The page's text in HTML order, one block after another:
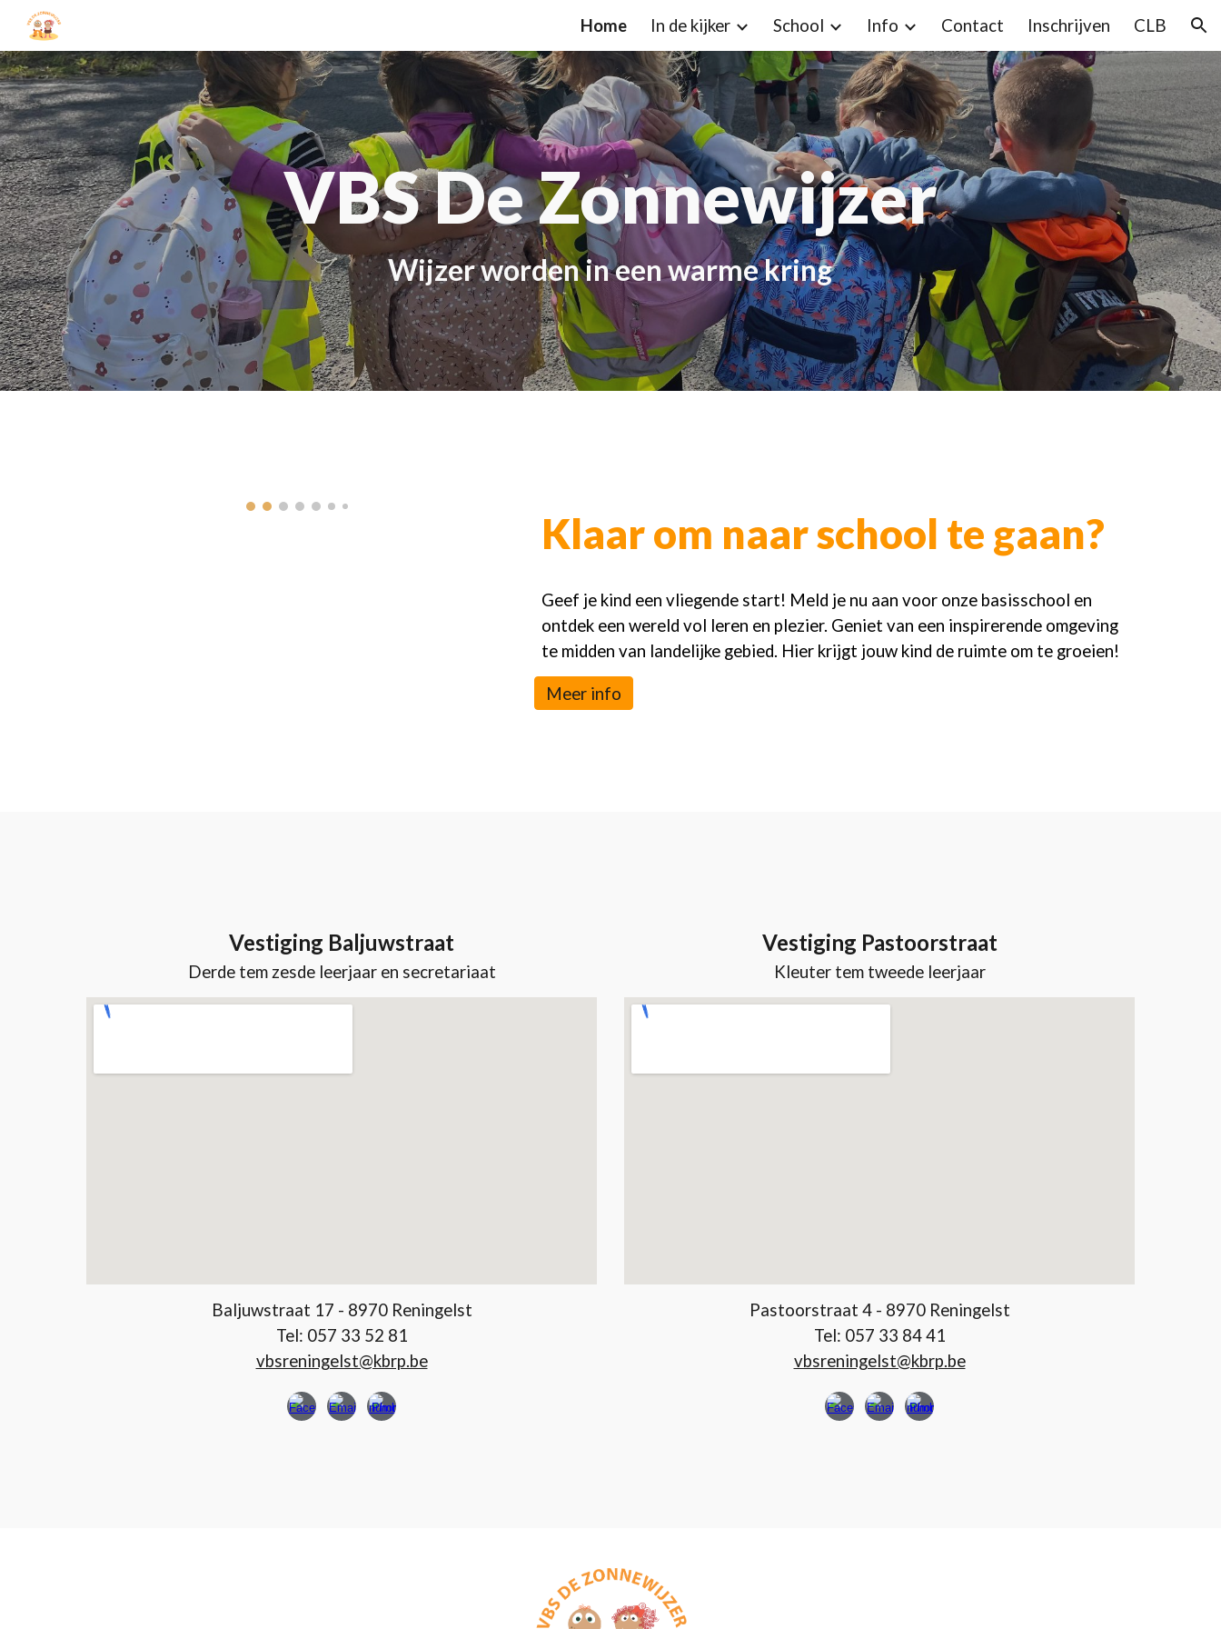
Skip to navigation
Home In de kijker School Info Contact Inschrijven CLB
VBS De Zonnewijzer
Wijzer worden in een warme kring
Klaar om naar school te gaan?
Geef je kind een vliegende start! Meld je nu aan voor onze basisschool en
ontdek een wereld vol leren en plezier. Geniet van een inspirerende omgeving
te midden van landelijke gebied. Hier krijgt jouw kind de ruimte om te groeien!
Meer info
Vestiging Baljuwstraat
Derde tem zesde leerjaar en secretariaat
Baljuwstraat 17 - 8970 Reningelst
Tel: 057 33 52 81
vbsreningelst@kbrp.be
Vestiging Pastoorstraat
Kleuter tem tweede leerjaar
Pastoorstraat 4 - 8970 Reningelst
Tel: 057 33 84 41
vbsreningelst@kbrp.be